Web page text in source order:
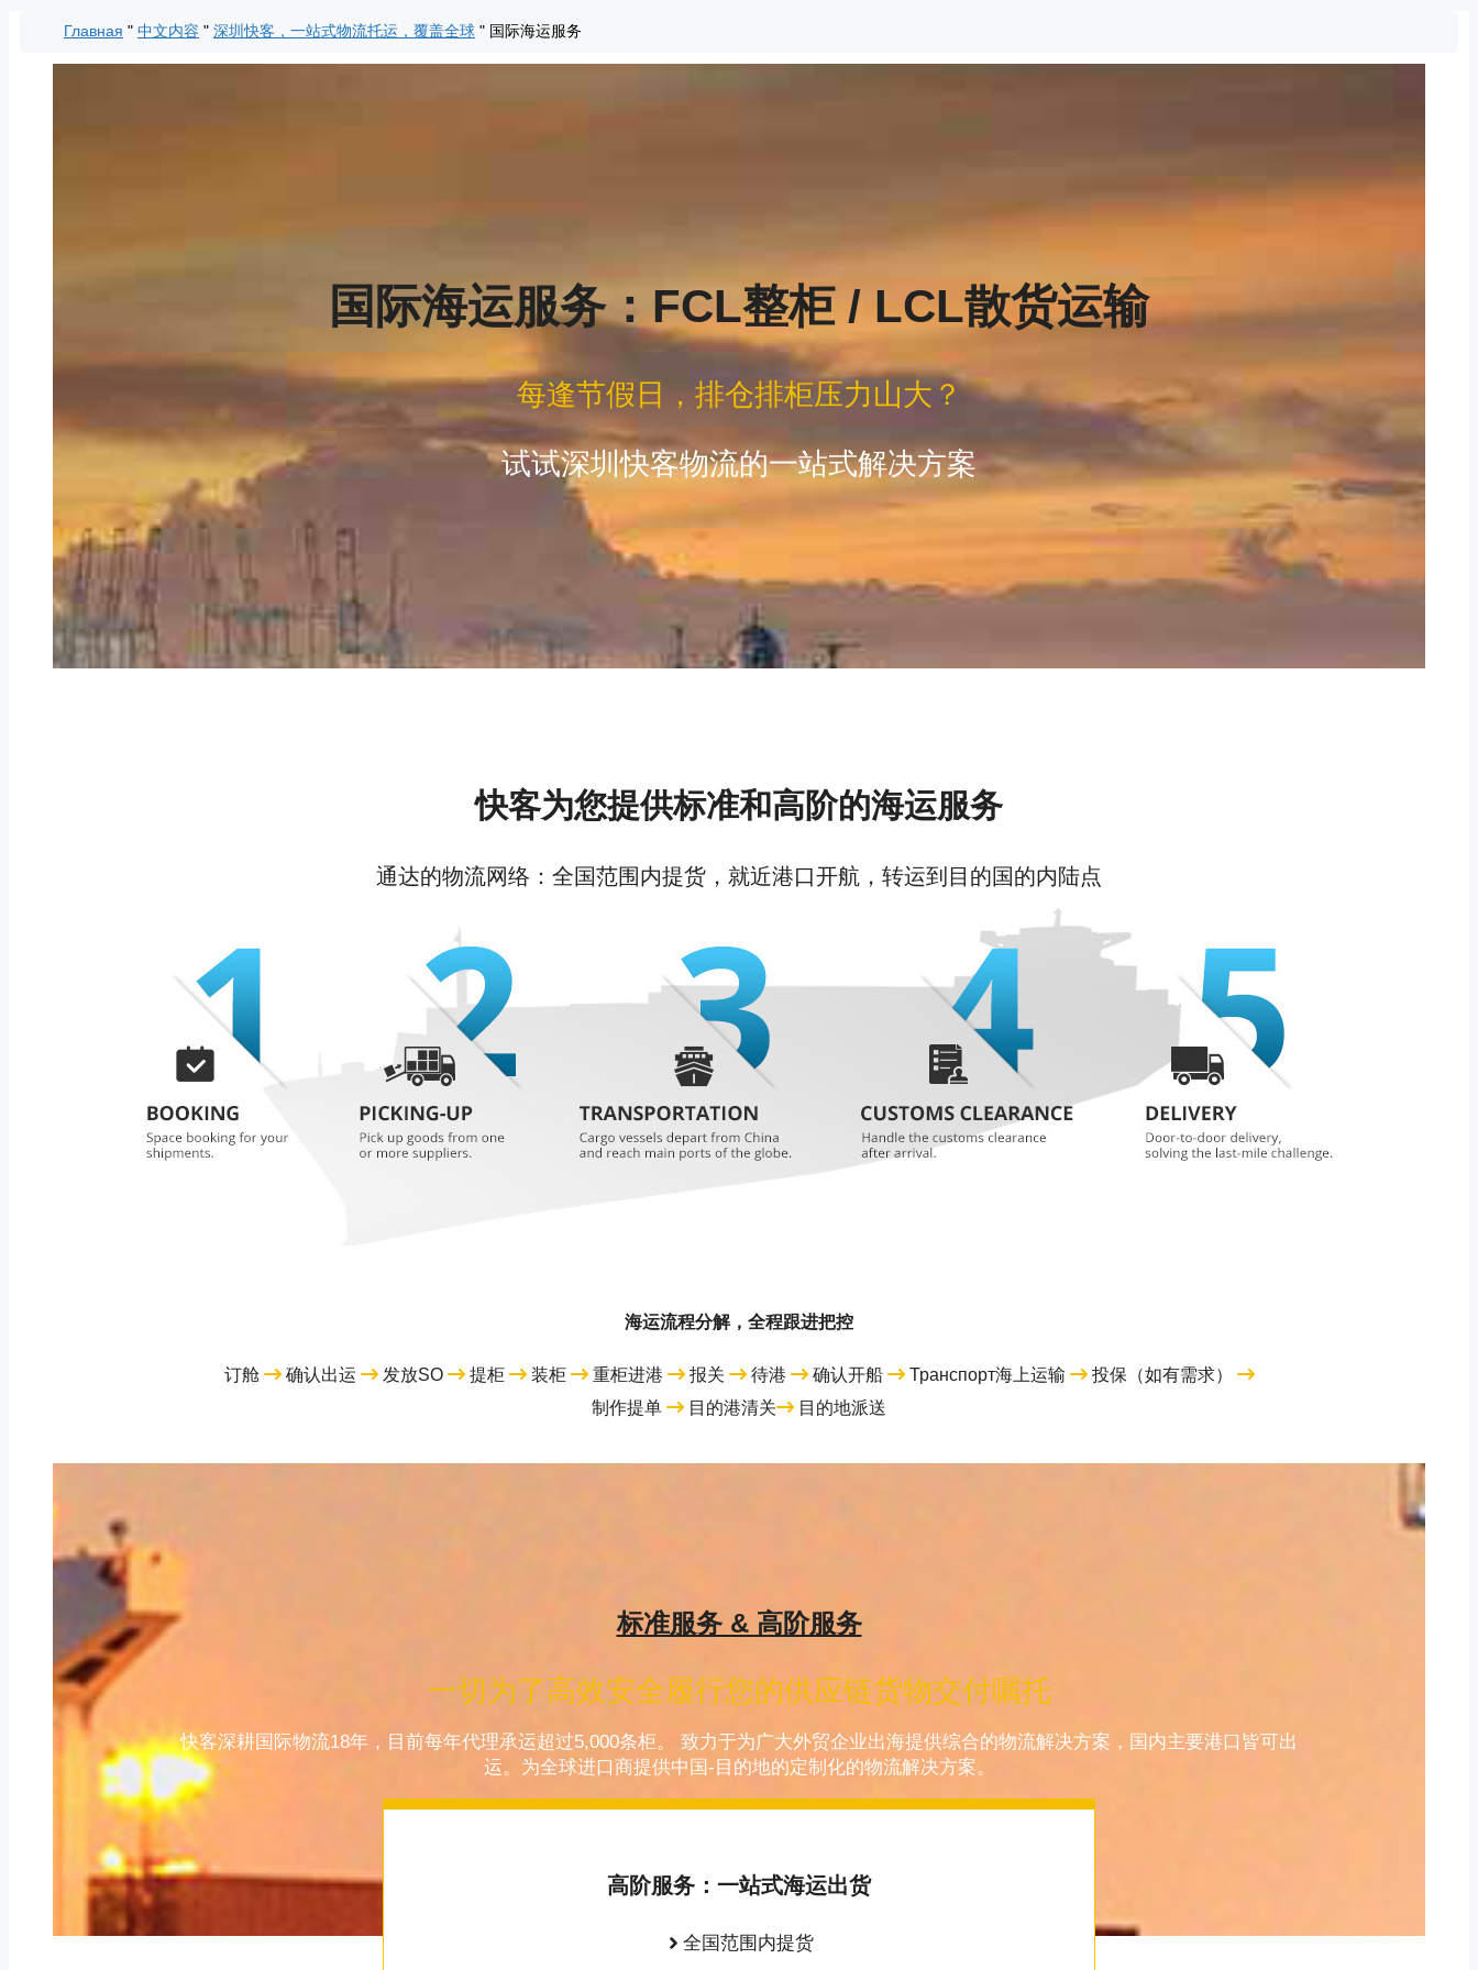
Главная " 中文内容 " 深圳快客，一站式物流托运，覆盖全球 " 国际海运服务
国际海运服务：FCL整柜 / LCL散货运输
每逢节假日，排仓排柜压力山大？
试试深圳快客物流的一站式解决方案
快客为您提供标准和高阶的海运服务
通达的物流网络：全国范围内提货，就近港口开航，转运到目的国的内陆点
海运流程分解，全程跟进把控
订舱 确认出运 发放SO 提柜 装柜 重柜进港 报关 待港 确认开船 Транспорт海上运输
投保（如有需求）
制作提单
目的港清关 目的地派送
标准服务 & 高阶服务
一切为了高效安全履行您的供应链货物交付嘱托
快客深耕国际物流18年，目前每年代理承运超过5,000条柜。 致力于为广大外贸企业出海提供综合的物流解决方案，国内主要港口皆可出
运。为全球进口商提供中国-目的地的定制化的物流解决方案。
高阶服务：一站式海运出货
全国范围内提货